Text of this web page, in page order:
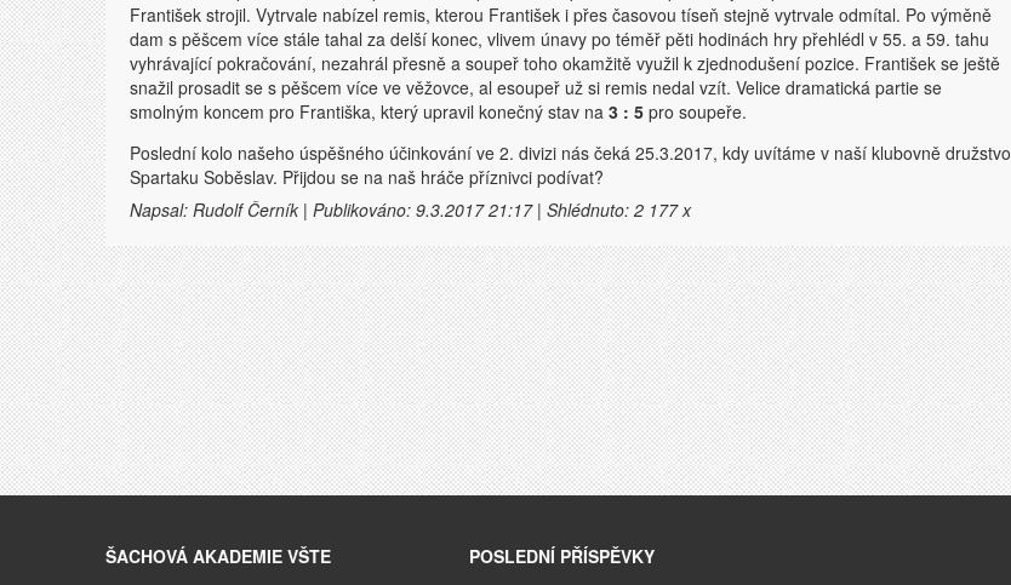
František strojil. Vytrvale nabízel remis, kterou František i přes časovou tíseň stejně vytrvale odmítal. Po výměně
dam s pěšcem více stále tahal za delší konec, vlivem únavy po téměř pěti hodinách hry přehlédl v 55. a 59. tahu
vyhrávající pokračování, nezahrál přesně a soupeř toho okamžitě využil k zjednodušení pozice. František se ještě
snažil prosadit se s pěšcem více ve věžovce, al esoupeř už si remis nedal vzít. Velice dramatická partie se
smolným koncem pro Františka, který upravil konečný stav na 3 : 5 pro soupeře.
Poslední kolo našeho úspěšného účinkování ve 2. divizi nás čeká 25.3.2017, kdy uvítáme v naší klubovně družstvo
Spartaku Soběslav. Přijdou se na naš hráče příznivci podívat?
Napsal: Rudolf Černík | Publikováno: 9.3.2017 21:17 | Shlédnuto: 2 177 x
ŠACHOVÁ AKADEMIE VŠTE POSLEDNÍ PŘÍSPĚVKY